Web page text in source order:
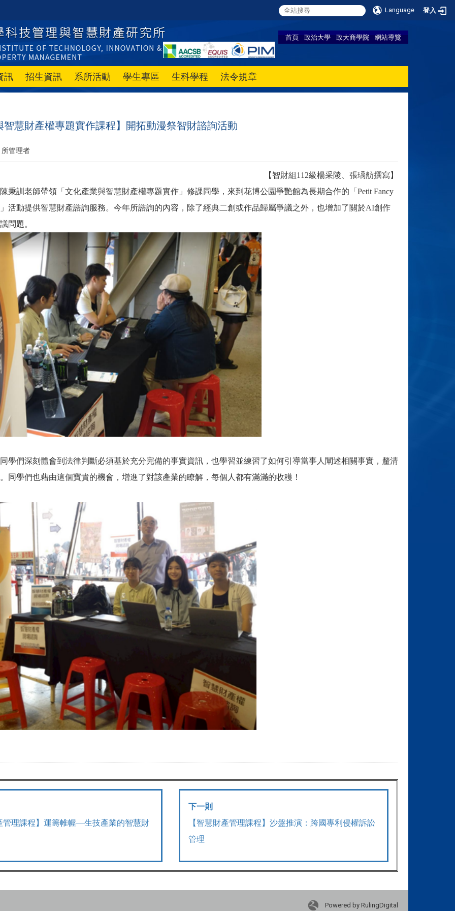
Language 登入
首頁 政治大學 政大商學院 網站導覽
訊 招生資訊 系所活動 學生專區 生科學程 法令規章
智慧財產權專題實作課程】開拓動漫祭智財諮詢活動
所管理者
【智財組112級楊采陵、張瑀舫撰寫】
秉訓老師帶領「文化產業與智慧財產權專題實作」修課同學，來到花博公園爭艷館為長期合作的「Petit Fancy
活動提供智慧財產諮詢服務。今年所諮詢的內容，除了經典二創或作品歸屬爭議之外，也增加了關於AI創作
問題。
學們深刻體會到法律判斷必須基於充分完備的事實資訊，也學習並練習了如何引導當事人闡述相關事實，釐清
同學們也藉由這個寶貴的機會，增進了對該產業的瞭解，每個人都有滿滿的收穫！
管理課程】運籌帷幄—生技產業的智慧財
下一則
【智慧財產管理課程】沙盤推演：跨國專利侵權訴訟
管理
Powered by RulingDigital